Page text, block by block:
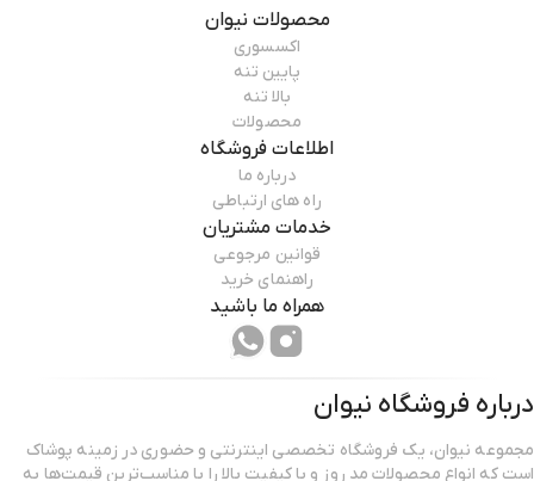
محصولات نیوان
اکسسوری
پایین تنه
بالا تنه
محصولات
اطلاعات فروشگاه
درباره ما
راه های ارتباطی
خدمات مشتریان
قوانین مرجوعی
راهنمای خرید
همراه ما باشید
درباره فروشگاه نیوان
مجموعه نیوان، یک فروشگاه تخصصی اینترنتی و حضوری در زمینه پوشاک
است که انواع محصولات مد روز و با کیفیت بالا را با مناسب‌ترین قیمت‌ها به